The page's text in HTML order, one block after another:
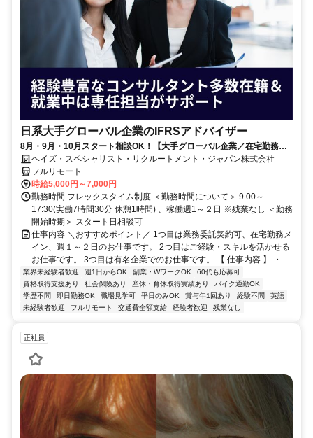
日系大手グローバル企業のIFRSアドバイザー
8月・9月・10月スタート相談OK！【大手グローバル企業／在宅勤務メ
イン／週1～2日勤務】IFRSアドバイザー
ヘイズ・スペシャリスト・リクルートメント・ジャパン株式会社
フルリモート
時給5,000円～7,000円
勤務時間 フレックスタイム制度 ＜勤務時間について＞ 9:00～
17:30(実働7時間30分 休憩1時間) 、稼働週1～２日 ※残業なし ＜勤務
開始時期＞ スタート日相談可
仕事内容 ＼おすすめポイント／ 1つ目は業務委託契約可、在宅勤務メ
イン、週１～２日のお仕事です。 2つ目はご経験・スキルを活かせる
お仕事です。 3つ目は有名企業でのお仕事です。 【 仕事内容 】 ・...
業界未経験者歓迎 週1日からOK 副業・WワークOK
60代も応募可
資格取得支援あり
社会保険あり 産休・育休取得実績あり
バイク通勤OK
学歴不問
即日勤務OK 職場見学可 平日のみOK 賞与年1回あり 経験不問
英語
未経験者歓迎
フルリモート 交通費全額支給 経験者歓迎 残業なし
正社員